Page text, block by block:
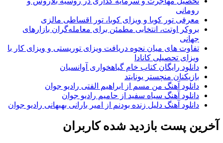
رومانی
معرفی تور کوبا و ویزای کوبا، تور اقساطی مالزی
بروکر اوتت، انتخابی مطمئن برای معامله‌گران بازارهای
جهانی
تفاوت های میان نحوه دریافت ویزای توریستی و ویزای کار با
ویزای تحصیلی کانادا
دانلود رایگان کتاب خام گیاهخواری آوانسیان
بازیکنان منچستر یونایتد
دانلود آهنگ من مسم از ابراهیم الفتی رادیو جوان
دانلود آهنگ سیاه سفید از حامیم رادیو جوان
دانلود آهنگ دلیل زنده بودنم از امیر بارانی بهبهانی رادیو جوان
آخرین پست بازدید شده کاربران